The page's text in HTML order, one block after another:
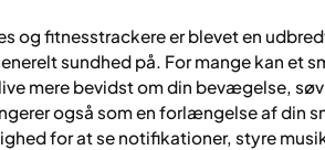
og fitnesstrackere er blevet en
sundhed på. For mange kan et
mere bevidst om din bevægelse,
også som en forlængelse af din
for at se notifikationer, styre